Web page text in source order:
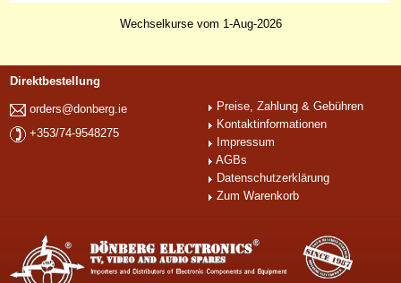
Wechselkurse vom 1-Aug-2026
Direktbestellung
orders@donberg.ie
+353/74-9548275
Preise, Zahlung & Gebühren
Kontaktinformationen
Impressum
AGBs
Datenschutzerklärung
Zum Warenkorb